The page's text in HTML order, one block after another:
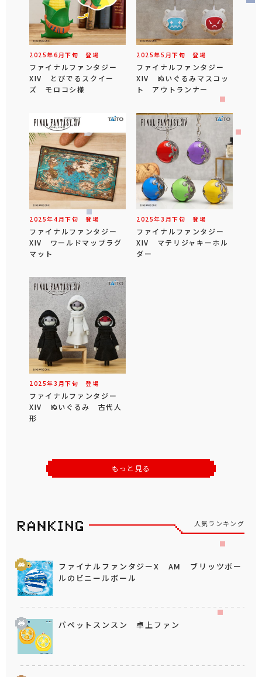
2025年6 月下旬 登場
ファイナルファンタジー
XIV とびでるスクイー
ズ モロコシ様
2025年5 月下旬 登場
ファイナルファンタジー
XIV ぬいぐるみマスコッ
ト アウトランナー
2025年4 月下旬 登場
ファイナルファンタジー
XIV ワールドマップラグ
マット
2025年3 月下旬 登場
ファイナルファンタジー
XIV マテリジャキーホル
ダー
2025年3 月下旬 登場
ファイナルファンタジー
XIV ぬいぐるみ 古代人
形
もっと見る
人気ランキング
ファイナルファンタジーX AM ブリッツボー
ルのビニールボール
パペットスンスン 卓上ファン